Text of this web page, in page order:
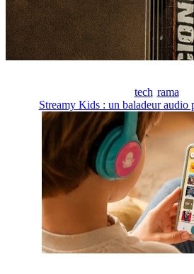
tech rama
Streamy Kids : un baladeur audio